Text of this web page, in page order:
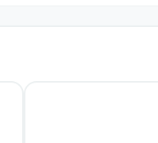
جاودانگی، زندگی و مرگ
در فضا و زمان،